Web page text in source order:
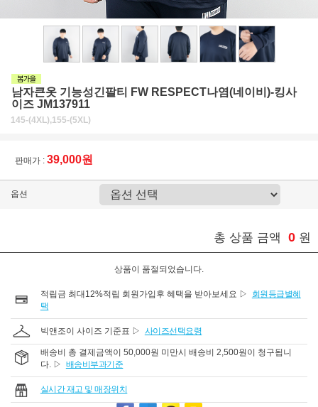
남자큰옷 기능성긴팔티 FW RESPECT나염(네이비)-킹사
이즈 JM137911
145-(4XL),155-(5XL)
판매가 : 39,000원
옵션
총 상품 금액 0 원
상품이 품절되었습니다.
적립금 최대12%적립 회원가입후 혜택을 받아보세요 ▷
회원등급별혜
택
빅앤조이 사이즈 기준표 ▷ 사이즈선택요령
배송비 총 결제금액이 50,000원 미만시 배송비 2,500원이 청구됩니
다. ▷ 배송비부과기준
실시간 재고 및 매장위치